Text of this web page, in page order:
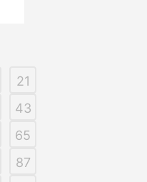
21
43
65
87